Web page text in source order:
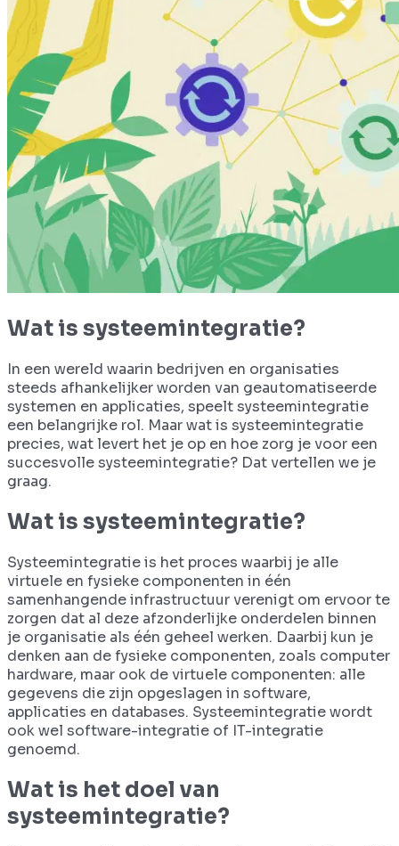
Wat is systeemintegratie?
In een wereld waarin bedrijven en organisaties
steeds afhankelijker worden van geautomatiseerde
systemen en applicaties, speelt systeemintegratie
een belangrijke rol. Maar wat is systeemintegratie
precies, wat levert het je op en hoe zorg je voor een
succesvolle systeemintegratie? Dat vertellen we je
graag.
Wat is systeemintegratie?
Systeemintegratie is het proces waarbij je alle
virtuele en fysieke componenten in één
samenhangende infrastructuur verenigt om ervoor te
zorgen dat al deze afzonderlijke onderdelen binnen
je organisatie als één geheel werken. Daarbij kun je
denken aan de fysieke componenten, zoals computer
hardware, maar ook de virtuele componenten: alle
gegevens die zijn opgeslagen in software,
applicaties en databases. Systeemintegratie wordt
ook wel software-integratie of IT-integratie
genoemd.
Wat is het doel van
systeemintegratie?